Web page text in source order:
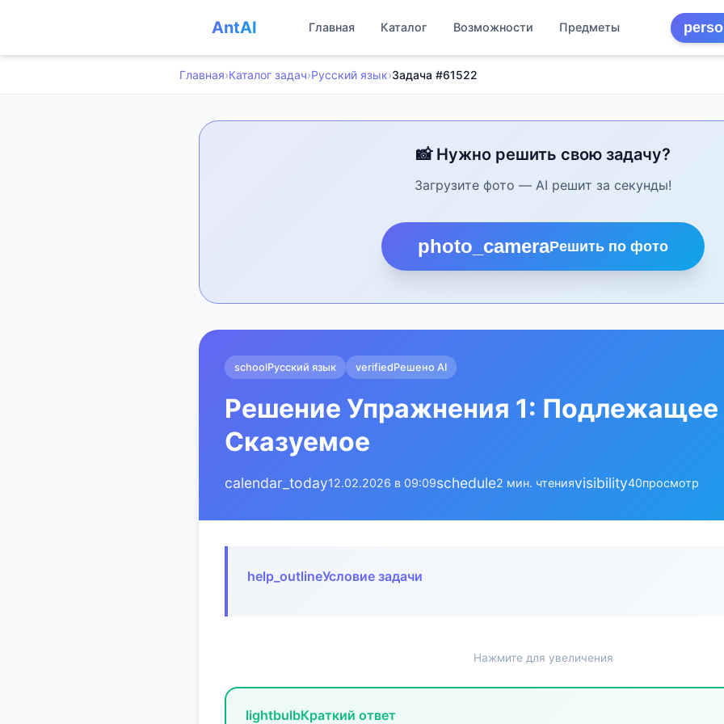
AntAI Главная Каталог Возможности Предметы
Главная›Каталог задач›Русский язык›Задача #61522
📸 Нужно решить свою задачу?
Загрузите фото — AI решит за секунды!
photo_cameraРешить по фото
schoolРусский язык verifiedРешено AI
Решение Упражнения 1: Подлежащее
Сказуемое
calendar_today12.02.2026 в 09:09schedule2 мин. чтенияvisibility40просмотр
help_outlineУсловие задачи
Нажмите для увеличения
lightbulbКраткий ответ